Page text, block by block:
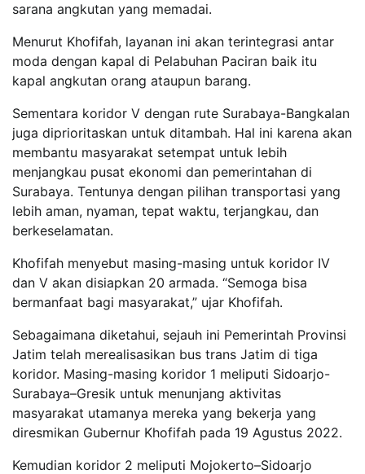
sarana angkutan yang memadai.
Menurut Khofifah, layanan ini akan terintegrasi antar
moda dengan kapal di Pelabuhan Paciran baik itu
kapal angkutan orang ataupun barang.
Sementara koridor V dengan rute Surabaya-Bangkalan
juga diprioritaskan untuk ditambah. Hal ini karena akan
membantu masyarakat setempat untuk lebih
menjangkau pusat ekonomi dan pemerintahan di
Surabaya. Tentunya dengan pilihan transportasi yang
lebih aman, nyaman, tepat waktu, terjangkau, dan
berkeselamatan.
Khofifah menyebut masing-masing untuk koridor IV
dan V akan disiapkan 20 armada. “Semoga bisa
bermanfaat bagi masyarakat,” ujar Khofifah.
Sebagaimana diketahui, sejauh ini Pemerintah Provinsi
Jatim telah merealisasikan bus trans Jatim di tiga
koridor. Masing-masing koridor 1 meliputi Sidoarjo-
Surabaya–Gresik untuk menunjang aktivitas
masyarakat utamanya mereka yang bekerja yang
diresmikan Gubernur Khofifah pada 19 Agustus 2022.
Kemudian koridor 2 meliputi Mojokerto–Sidoarjo